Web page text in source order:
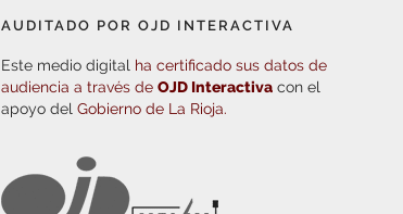
AUDITADO POR OJD INTERACTIVA
Este medio digital ha certificado sus datos de
audiencia a través deOJD Interactiva con el
apoyo delGobierno de La Rioja.